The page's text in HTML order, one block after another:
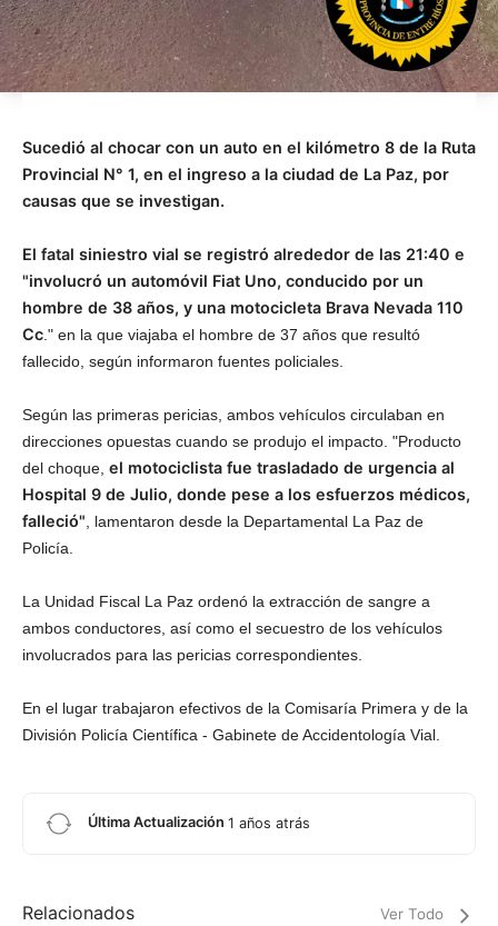
Sucedió al chocar con un auto en el kilómetro 8 de la Ruta
Provincial N° 1, en el ingreso a la ciudad de La Paz, por
causas que se investigan.
El fatal siniestro vial se registró alrededor de las 21:40 e
"involucró un automóvil Fiat Uno, conducido por un
hombre de 38 años, y una motocicleta Brava Nevada 110
Cc." en la que viajaba el hombre de 37 años que resultó
fallecido, según informaron fuentes policiales.
Según las primeras pericias, ambos vehículos circulaban en
direcciones opuestas cuando se produjo el impacto. "Producto
del choque, el motociclista fue trasladado de urgencia al
Hospital 9 de Julio, donde pese a los esfuerzos médicos,
falleció", lamentaron desde la Departamental La Paz de
Policía.
La Unidad Fiscal La Paz ordenó la extracción de sangre a
ambos conductores, así como el secuestro de los vehículos
involucrados para las pericias correspondientes.
En el lugar trabajaron efectivos de la Comisaría Primera y de la
División Policía Científica - Gabinete de Accidentología Vial.
Última Actualización 1 años atrás
Relacionados Ver Todo